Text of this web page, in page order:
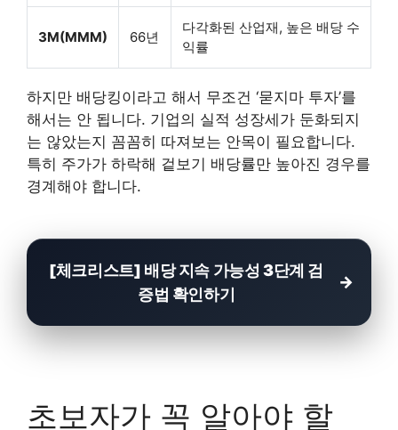
3M(MMM) 66년
다각화된 산업재, 높은 배당 수
익률
하지만 배당킹이라고 해서 무조건 ‘묻지마 투자’를
해서는 안 됩니다. 기업의 실적 성장세가 둔화되지
는 않았는지 꼼꼼히 따져보는 안목이 필요합니다.
특히 주가가 하락해 겉보기 배당률만 높아진 경우를
경계해야 합니다.
[체크리스트] 배당 지속 가능성 3단계 검
증법 확인하기
초보자가 꼭 알아야 할